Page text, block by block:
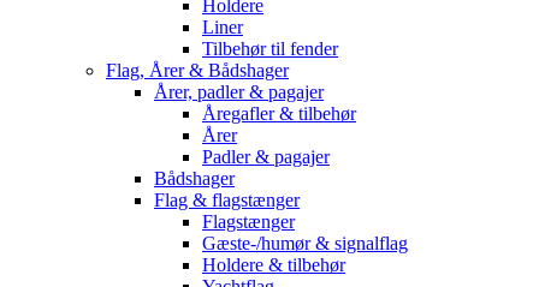
Holdere
Liner
Tilbehør til fender
Flag, Årer & Bådshager
Årer, padler & pagajer
Åregafler & tilbehør
Årer
Padler & pagajer
Bådshager
Flag & flagstænger
Flagstænger
Gæste-/humør & signalflag
Holdere & tilbehør